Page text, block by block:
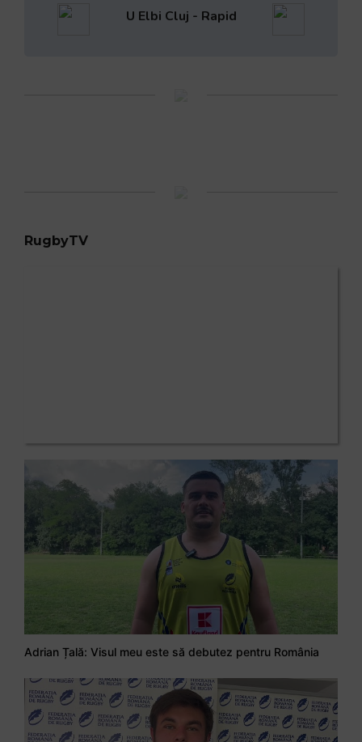
U Elbi Cluj - Rapid
RugbyTV
Adrian Țală: Visul meu este să debutez pentru România